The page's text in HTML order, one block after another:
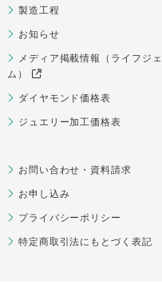
製造工程
お知らせ
メディア掲載情報（ライフジェ
ム）
ダイヤモンド価格表
ジュエリー加工価格表
お問い合わせ・資料請求
お申し込み
プライバシーポリシー
特定商取引法にもとづく表記